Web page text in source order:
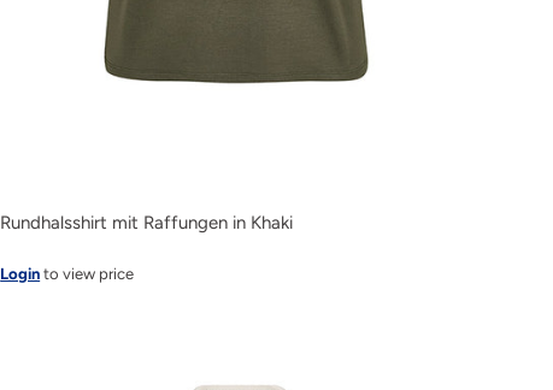
Rundhalsshirt mit Raffungen in Khaki
Login to view price